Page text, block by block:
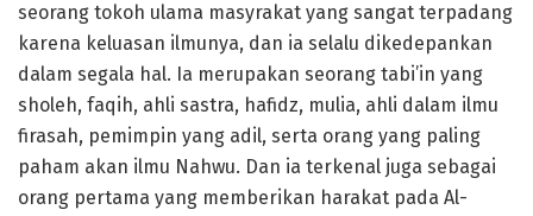
seorang tokoh ulama masyrakat yang sangat terpadang
karena keluasan ilmunya, dan ia selalu dikedepankan
dalam segala hal. Ia merupakan seorang tabi’in yang
sholeh, faqih, ahli sastra, hafidz, mulia, ahli dalam ilmu
firasah, pemimpin yang adil, serta orang yang paling
paham akan ilmu Nahwu. Dan ia terkenal juga sebagai
orang pertama yang memberikan harakat pada Al-